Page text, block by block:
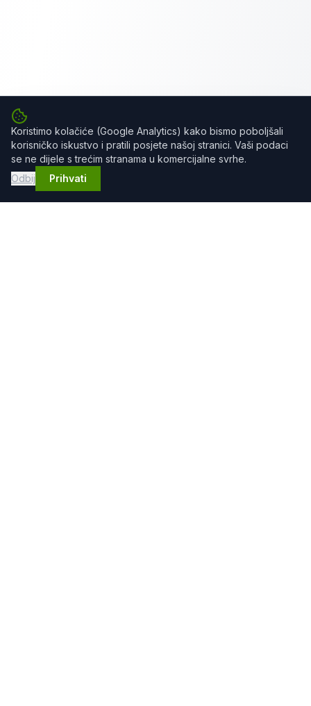
Koristimo kolačiće (Google Analytics) kako bismo poboljšali
korisničko iskustvo i pratili posjete našoj stranici. Vaši podaci
se ne dijele s trećim stranama u komercijalne svrhe.
Odbij
Prihvati